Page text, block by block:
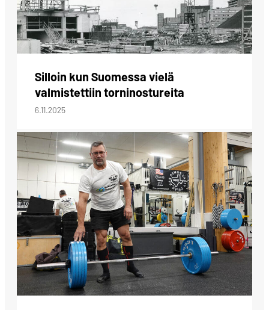
Silloin kun Suomessa vielä
valmistettiin torninostureita
6.11.2025